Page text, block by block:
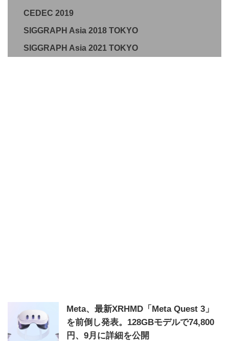
CEDEC 2019
SIGGRAPH Asia 2018 TOKYO
SIGGRAPH Asia 2021 TOKYO
Meta、最新XRHMD「Meta Quest 3」
を前倒し発表。128GBモデルで74,800
円、9月に詳細を公開